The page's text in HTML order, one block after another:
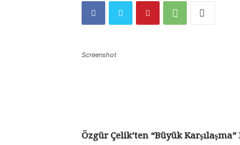
Screenshot
Özgür Çelik’ten “Büyük